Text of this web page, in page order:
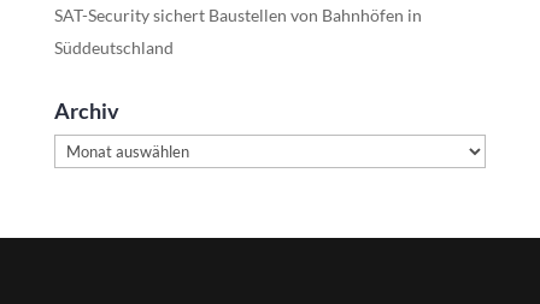
SAT-Security sichert Baustellen von Bahnhöfen in
Süddeutschland
Archiv
Archiv